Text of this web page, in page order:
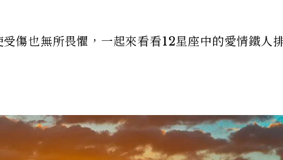
傷也無所畏懼，一起來看看12星座中的愛情鐵人